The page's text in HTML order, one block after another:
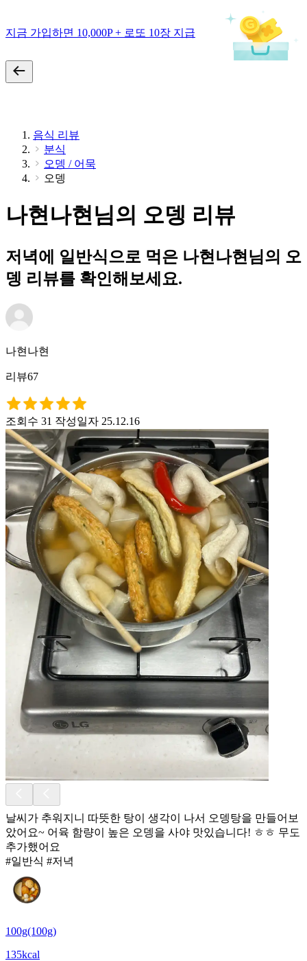
지금 가입하면 10,000P + 로또 10장 지급
음식 리뷰
분식
오뎅 / 어묵
오뎅
나현나현님의 오뎅 리뷰
저녁에 일반식으로 먹은 나현나현님의 오
뎅 리뷰를 확인해보세요.
나현나현
리뷰67
조회수 31 작성일자 25.12.16
날씨가 추워지니 따뜻한 탕이 생각이 나서 오뎅탕을 만들어보
았어요~ 어육 함량이 높은 오뎅을 사야 맛있습니다! ㅎㅎ 무도
추가했어요
#일반식 #저녁
100g(100g)
135kcal